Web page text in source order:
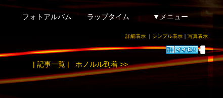
フォトアルバム ラップタイム ▼メニュー
詳細表示 ｜ シンプル表示 ｜ 写真表示
| 記事一覧 | ホノルル到着 >>